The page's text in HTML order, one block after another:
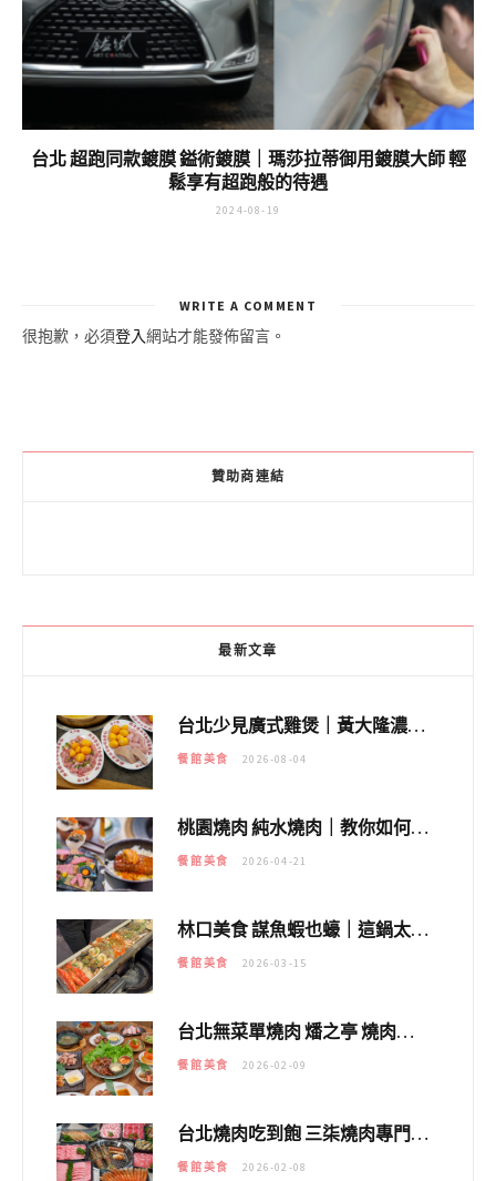
台北 超跑同款鍍膜 鎰術鍍膜｜瑪莎拉蒂御用鍍膜大師 輕
鬆享有超跑般的待遇
2024-08-19
WRITE A COMMENT
很抱歉，必須登入網站才能發佈留言。
贊助商連結
最新文章
台北少見廣式雞煲｜黃大隆濃郁煲湯：經典提燈與溫體雞肉，熬夜修仙不如來喝湯！
餐館美食 2026-08-04
桃園燒肉 純水燒肉｜教你如何優惠吃日本A5和牛各種部位，私房菜誠意吃好吃滿
餐館美食 2026-04-21
林口美食 謀魚蝦也蠔｜這鍋太狂！「蟹老闆派對鍋」10多種海鮮浮誇上桌，壽星再送生食摩天輪！
餐館美食 2026-03-15
台北無菜單燒肉 燔之亭 燒肉場｜延吉街的 $980個人無菜單「雞」料理～
餐館美食 2026-02-09
台北燒肉吃到飽 三柒燒肉專門店｜日本A5和牛×龍蝦蟹腳雙拼，海陸霸氣開吃！
餐館美食 2026-02-08